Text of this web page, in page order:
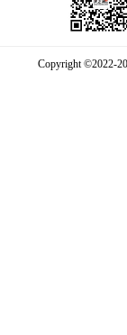
Copyright ©2022-